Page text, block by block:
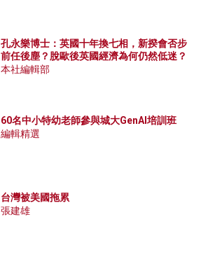
孔永樂博士：英國十年換七相，新揆會否步
前任後塵？脫歐後英國經濟為何仍然低迷？
本社編輯部
60名中小特幼老師參與城大GenAI培訓班
編輯精選
台灣被美國拖累
張建雄